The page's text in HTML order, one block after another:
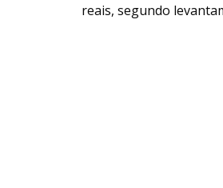
reais, segundo